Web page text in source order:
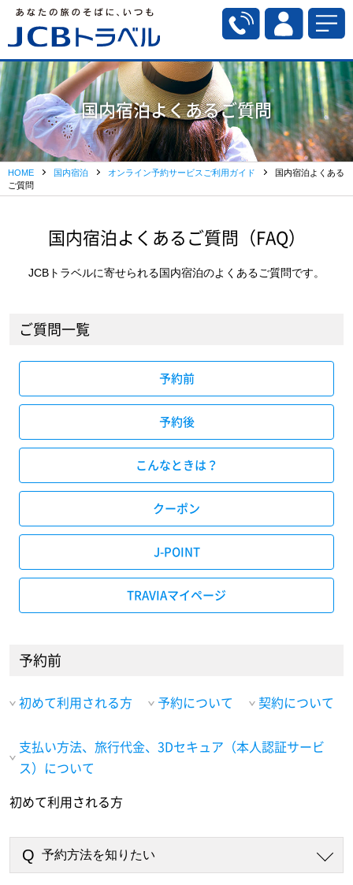
国内宿泊よくあるご質問
HOME 国内宿泊 オンライン予約サービスご利用ガイド
国内宿泊よくある
ご質問
国内宿泊よくあるご質問（FAQ）
JCBトラベルに寄せられる国内宿泊のよくあるご質問です。
ご質問一覧
予約前
予約後
こんなときは？
クーポン
J-POINT
TRAVIAマイページ
予約前
初めて利用される方 予約について 契約について
支払い方法、旅行代金、3Dセキュア（本人認証サービ
ス）について
初めて利用される方
予約方法を知りたい